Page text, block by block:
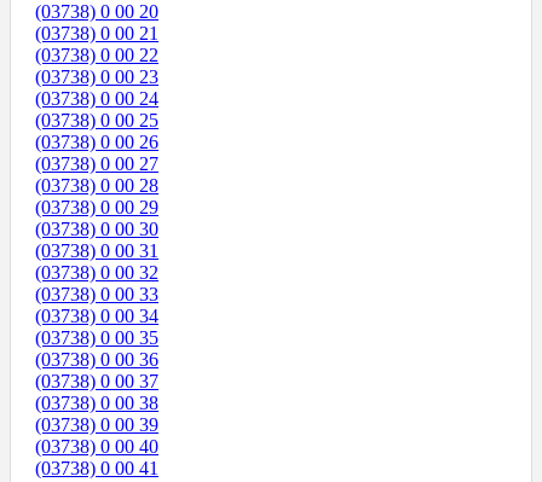
(03738) 0 00 20
(03738) 0 00 21
(03738) 0 00 22
(03738) 0 00 23
(03738) 0 00 24
(03738) 0 00 25
(03738) 0 00 26
(03738) 0 00 27
(03738) 0 00 28
(03738) 0 00 29
(03738) 0 00 30
(03738) 0 00 31
(03738) 0 00 32
(03738) 0 00 33
(03738) 0 00 34
(03738) 0 00 35
(03738) 0 00 36
(03738) 0 00 37
(03738) 0 00 38
(03738) 0 00 39
(03738) 0 00 40
(03738) 0 00 41